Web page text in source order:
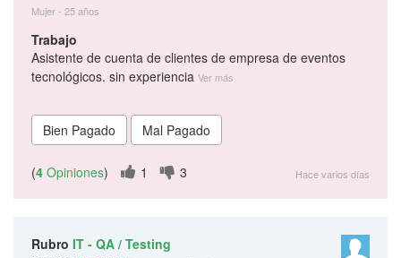
Mujer - 25 años
Trabajo
Asistente de cuenta de clientes de empresa de eventos
tecnológicos. sin experiencia Ver más
(4 Opiniones) 1 3 Hace varios días
Rubro IT - QA / Testing